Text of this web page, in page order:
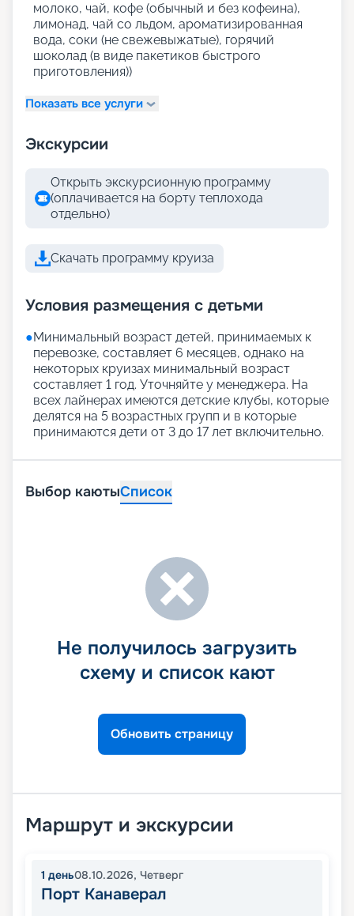
молоко, чай, кофе (обычный и без кофеина),
лимонад, чай со льдом, ароматизированная
вода, соки (не свежевыжатые), горячий
шоколад (в виде пакетиков быстрого
приготовления))
Показать все услуги
Экскурсии
Открыть экскурсионную программу
(оплачивается на борту теплохода
отдельно)
Скачать программу круиза
Условия размещения с детьми
●Минимальный возраст детей, принимаемых к
перевозке, составляет 6 месяцев, однако на
некоторых круизах минимальный возраст
составляет 1 год. Уточняйте у менеджера. На
всех лайнерах имеются детские клубы, которые
делятся на 5 возрастных групп и в которые
принимаются дети от 3 до 17 лет включительно.
Выбор каютыСписок
Не получилось загрузить
схему и список кают
Обновить страницу
Маршрут и экскурсии
1 день08.10.2026, Четверг
Порт Канаверал